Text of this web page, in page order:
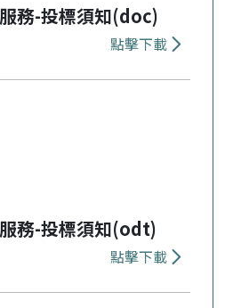
務-投標須知(doc)
點擊下載
務-投標須知(odt)
點擊下載